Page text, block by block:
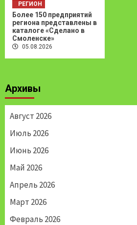
РЕГИОН
Более 150 предприятий
региона представлены в
каталоге «Сделано в
Смоленске»
05.08.2026
Архивы
Август 2026
Июль 2026
Июнь 2026
Май 2026
Апрель 2026
Март 2026
Февраль 2026